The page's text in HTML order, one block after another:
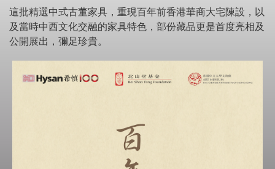
這批精選中式古董家具，重現百年前香港華商大宅陳設，以
及當時中西文化交融的家具特色，部份藏品更是首度亮相及
公開展出，彌足珍貴。